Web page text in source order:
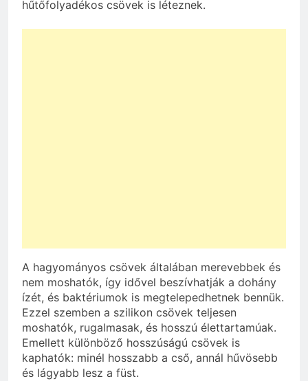
hűtőfolyadékos csövek is léteznek.
A hagyományos csövek általában merevebbek és
nem moshatók, így idővel beszívhatják a dohány
ízét, és baktériumok is megtelepedhetnek bennük.
Ezzel szemben a szilikon csövek teljesen
moshatók, rugalmasak, és hosszú élettartamúak.
Emellett különböző hosszúságú csövek is
kaphatók: minél hosszabb a cső, annál hűvösebb
és lágyabb lesz a füst.